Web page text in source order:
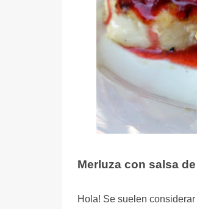
Merluza con salsa
Hola! Se suelen